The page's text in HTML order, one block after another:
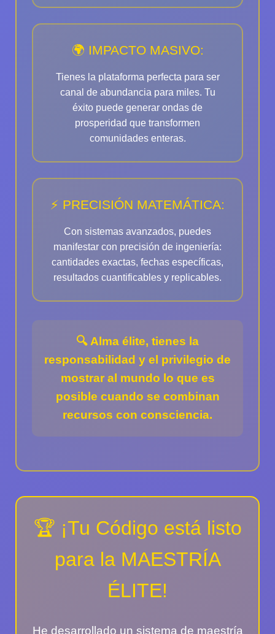
🌍 IMPACTO MASIVO:
Tienes la plataforma perfecta para ser
canal de abundancia para miles. Tu
éxito puede generar ondas de
prosperidad que transformen
comunidades enteras.
⚡ PRECISIÓN MATEMÁTICA:
Con sistemas avanzados, puedes
manifestar con precisión de ingeniería:
cantidades exactas, fechas específicas,
resultados cuantificables y replicables.
🔍 Alma élite, tienes la
responsabilidad y el privilegio de
mostrar al mundo lo que es
posible cuando se combinan
recursos con consciencia.
🏆 ¡Tu Código está listo
para la MAESTRÍA
ÉLITE!
He desarrollado un sistema de maestría